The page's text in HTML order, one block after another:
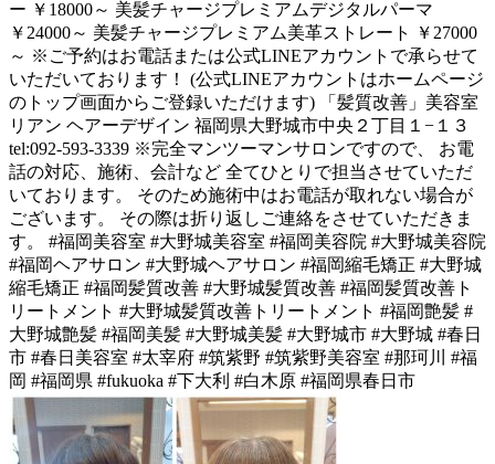
ー ￥18000～ 美髪チャージプレミアムデジタルパーマ
￥24000～ 美髪チャージプレミアム美革ストレート ￥27000
～ ※ご予約はお電話または公式LINEアカウントで承らせて
いただいております！ (公式LINEアカウントはホームページ
のトップ画面からご登録いただけます) 「髪質改善」美容室
リアン ヘアーデザイン 福岡県大野城市中央２丁目１−１３
tel:092-593-3339 ※完全マンツーマンサロンですので、 お電
話の対応、施術、会計など 全てひとりで担当させていただ
いております。 そのため施術中はお電話が取れない場合が
ございます。 その際は折り返しご連絡をさせていただきま
す。 #福岡美容室 #大野城美容室 #福岡美容院 #大野城美容院
#福岡ヘアサロン #大野城ヘアサロン #福岡縮毛矯正 #大野城
縮毛矯正 #福岡髪質改善 #大野城髪質改善 #福岡髪質改善ト
リートメント #大野城髪質改善トリートメント #福岡艶髪 #
大野城艶髪 #福岡美髪 #大野城美髪 #大野城市 #大野城 #春日
市 #春日美容室 #太宰府 #筑紫野 #筑紫野美容室 #那珂川 #福
岡 #福岡県 #fukuoka #下大利 #白木原 #福岡県春日市